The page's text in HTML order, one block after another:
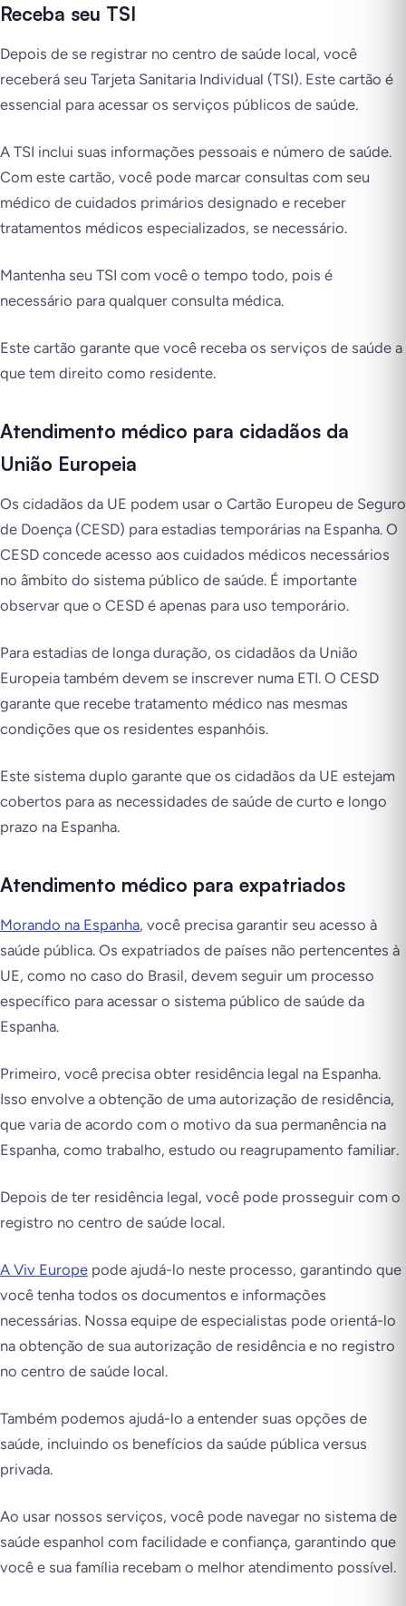
Receba seu TSI
Depois de se registrar no centro de saúde local, você
receberá seu Tarjeta Sanitaria Individual (TSI). Este cartão é
essencial para acessar os serviços públicos de saúde.
A TSI inclui suas informações pessoais e número de saúde.
Com este cartão, você pode marcar consultas com seu
médico de cuidados primários designado e receber
tratamentos médicos especializados, se necessário.
Mantenha seu TSI com você o tempo todo, pois é
necessário para qualquer consulta médica.
Este cartão garante que você receba os serviços de saúde a
que tem direito como residente.
Atendimento médico para cidadãos da
União Europeia
Os cidadãos da UE podem usar o Cartão Europeu de Seguro
de Doença (CESD) para estadias temporárias na Espanha. O
CESD concede acesso aos cuidados médicos necessários
no âmbito do sistema público de saúde. É importante
observar que o CESD é apenas para uso temporário.
Para estadias de longa duração, os cidadãos da União
Europeia também devem se inscrever numa ETI. O CESD
garante que recebe tratamento médico nas mesmas
condições que os residentes espanhóis.
Este sistema duplo garante que os cidadãos da UE estejam
cobertos para as necessidades de saúde de curto e longo
prazo na Espanha.
Atendimento médico para expatriados
Morando na Espanha, você precisa garantir seu acesso à
saúde pública. Os expatriados de países não pertencentes à
UE, como no caso do Brasil, devem seguir um processo
específico para acessar o sistema público de saúde da
Espanha.
Primeiro, você precisa obter residência legal na Espanha.
Isso envolve a obtenção de uma autorização de residência,
que varia de acordo com o motivo da sua permanência na
Espanha, como trabalho, estudo ou reagrupamento familiar.
Depois de ter residência legal, você pode prosseguir com o
registro no centro de saúde local.
A Viv Europe pode ajudá-lo neste processo, garantindo que
você tenha todos os documentos e informações
necessárias. Nossa equipe de especialistas pode orientá-lo
na obtenção de sua autorização de residência e no registro
no centro de saúde local.
Também podemos ajudá-lo a entender suas opções de
saúde, incluindo os benefícios da saúde pública versus
privada.
Ao usar nossos serviços, você pode navegar no sistema de
saúde espanhol com facilidade e confiança, garantindo que
você e sua família recebam o melhor atendimento possível.